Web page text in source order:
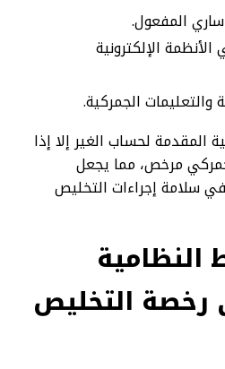
المفعول.
الإلكترونية
والتعليمات الجمركية.
المقدمة لحساب الغير إلا إذا
مرخص، مما يجعل
سلامة إجراءات التخليص
النظامية
التخليص